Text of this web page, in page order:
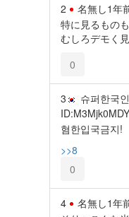
2 名無し1年
特に見るもの
むしろデモく
0
3 슈퍼한국
혐한입국금지!
>>8
0
4 名無し1年